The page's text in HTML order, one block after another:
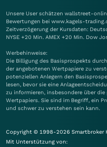
Unsere User schätzen wallstreet-
Bewertungen bei www.kagels-
Zeitverzögerung der Kursdaten:
NYSE +20 Min. AMEX +20 Min. Dow
Werbehinweise:
Die Billigung des Basisprospekts
der angebotenen Wertpapiere zu
potenziellen Anlegern den
lesen, bevor sie eine
zu informieren, insbesondere über
Wertpapiers. Sie sind im Begriff, ein
und schwer zu verstehen sein kann.
Copyright © 1998-2026 Smartbroker
Mit Unterstützung von: